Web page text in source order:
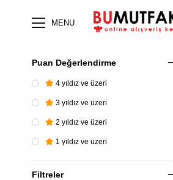
MENU
Puan Değerlendirme
4 yıldız ve üzeri
3 yıldız ve üzeri
2 yıldız ve üzeri
1 yıldız ve üzeri
Filtreler